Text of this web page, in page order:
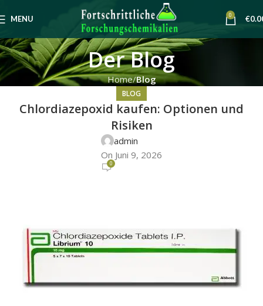
MENU 0 €
Der Blog
Home Blog
BLOG
Chlordiazepoxid kaufen: Optionen und
Risiken
admin
On Juni 9, 2026
0